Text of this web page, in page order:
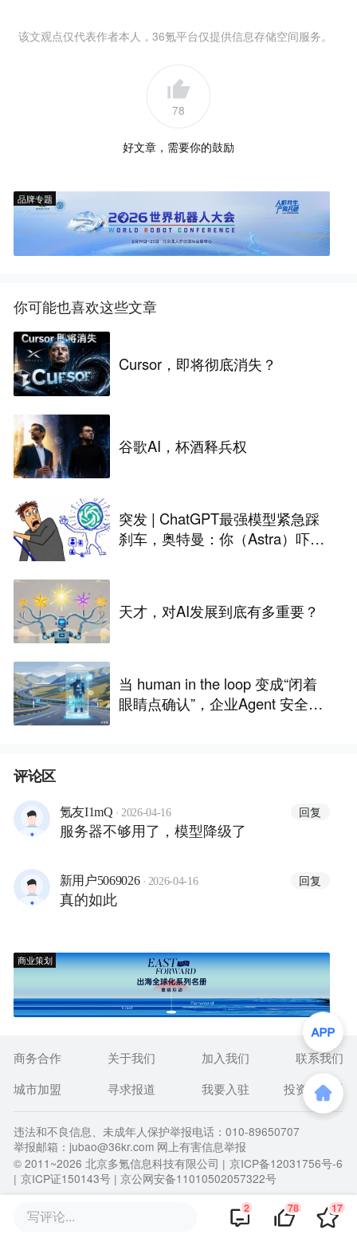
该文观点仅代表作者本人，36氪平台仅提供信息存储空间服务。
78
好文章，需要你的鼓励
品牌专题
你可能也喜欢这些文章
Cursor，即将彻底消失？
谷歌AI，杯酒释兵权
突发 | ChatGPT最强模型紧急踩
刹车，奥特曼：你（Astra）吓到
天才，对AI发展到底有多重要？
当 human in the loop 变成“闭着
眼睛点确认”，企业Agent 安全还
评论区
氪友I1mQ · 2026-04-16 回复
服务器不够用了，模型降级了
新用户5069026 · 2026-04-16 回复
真的如此
商业策划
写评论... 2 78 17
商务合作 关于我们 加入我们
联系我们
城市加盟
寻求报道 我要入驻 投资者关系
违法和不良信息、未成年人保护举报电话：010-89650707
举报邮箱：jubao@36kr.com 网上有害信息举报
© 2011~2026 北京多氪信息科技有限公司 | 京ICP备12031756号-6
| 京ICP证150143号 | 京公网安备11010502057322号